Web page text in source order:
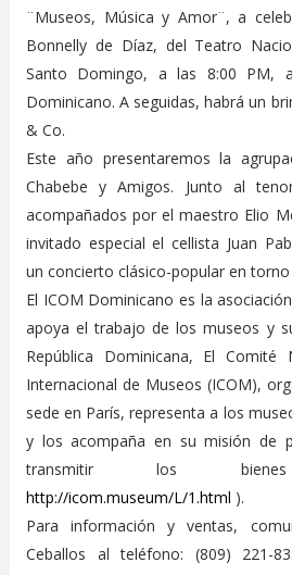
¨Museos, Música y Amor¨, a
Bonnelly de Díaz, del Teatro
Santo Domingo, a las 8:00 PM,
Dominicano. A seguidas, habrá un
& Co.
Este año presentaremos la
Chabebe y Amigos. Junto al
acompañados por el maestro Elio
invitado especial el cellista Juan
un concierto clásico-popular en
El ICOM Dominicano es la
apoya el trabajo de los museos y
República Dominicana, El Comité
Internacional de Museos (ICOM),
sede en París, representa a los
y los acompaña en su misión de
transmitir los bienes
http://icom.museum/L/1.html ).
Para información y ventas,
Ceballos al teléfono: (809) 221-